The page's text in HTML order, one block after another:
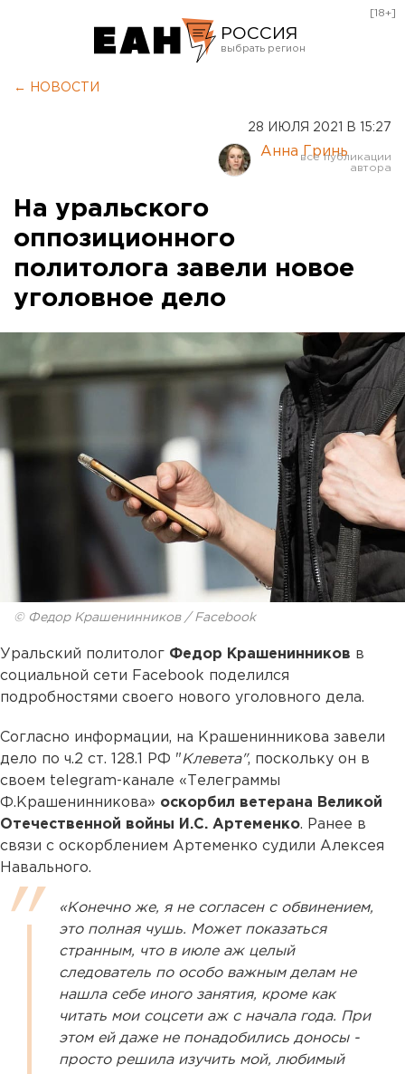
РОССИЯ
Курган
Оренбург
[18+]
← НОВОСТИ
28 ИЮЛЯ 2021 В 15:27
Анна Гринь
На уральского
оппозиционного
политолога завели новое
уголовное дело
© Федор Крашенинников / Facebook
Уральский политолог Федор Крашенинников в
социальной сети Facebook поделился
подробностями своего нового уголовного дела.
Согласно информации, на Крашенинникова завели
дело по ч.2 ст. 128.1 РФ "Клевета", поскольку он в
своем telegram-канале «Телеграммы
Ф.Крашенинникова» оскорбил ветерана Великой
Отечественной войны И.С. Артеменко. Ранее в
связи с оскорблением Артеменко судили Алексея
Навального.
«Конечно же, я не согласен с обвинением,
это полная чушь. Может показаться
странным, что в июле аж целый
следователь по особо важным делам не
нашла себе иного занятия, кроме как
читать мои соцсети аж с начала года. При
этом ей даже не понадобились доносы -
просто решила изучить мой, любимый